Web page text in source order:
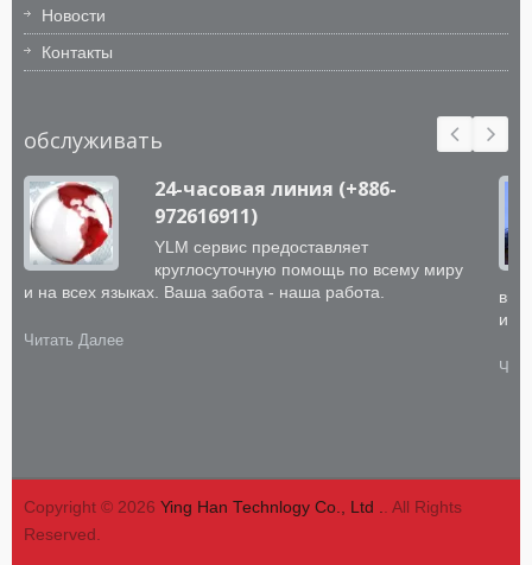
Новости
Контакты
обслуживать
24-часовая линия (+886-
972616911)
YLM сервис предоставляет
круглосуточную помощь по всему миру
и на всех языках. Ваша забота - наша работа.
Читать Далее
Copyright © 2026 Ying Han Technlogy Co., Ltd .
. All Rights
Reserved.